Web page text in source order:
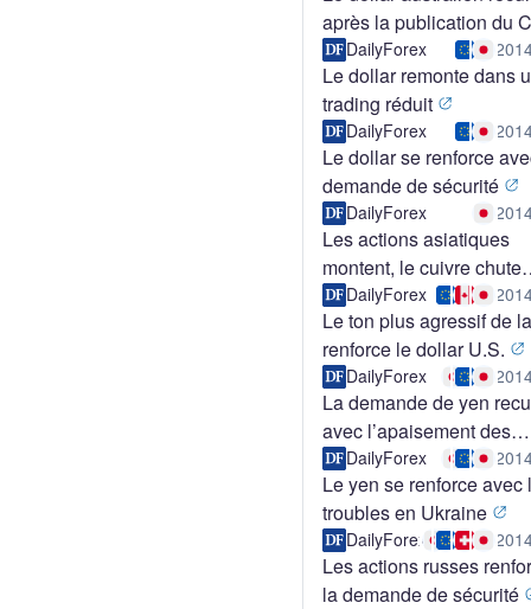
après la publication du
DailyForex
Le dollar remonte dans
trading réduit
DailyForex
Le dollar se renforce
demande de sécurité
DailyForex
Les actions asiatiques
montent, le cuivre chute
malgré un PMI chinois
DailyForex
Le ton plus agressif de
renforce le dollar U.S.
DailyForex
La demande de yen
avec l’apaisement des
tensions en Ukraine
DailyForex
Le yen se renforce avec
troubles en Ukraine
DailyForex
Les actions russes
la demande de sécurité